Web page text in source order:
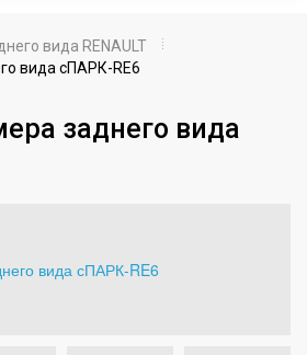
вида RENAULT
вида сПАРК-RE6
заднего вида